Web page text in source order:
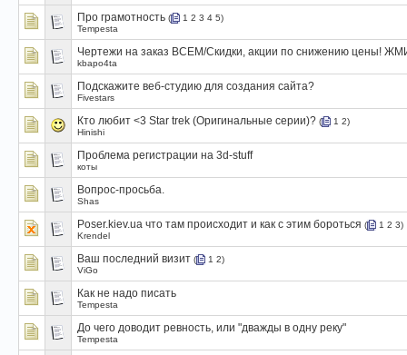
Про грамотность ( 1 2 3 4 5)
Tempesta
Чертежи на заказ ВСЕМ/Скидки, акции по снижению цены!
kbapo4ta
Подскажите веб-студию для создания сайта?
Fivestars
Кто любит <3 Star trek (Оригинальные серии)? ( 1 2)
Hinishi
Проблема регистрации на 3d-stuff
коты
Вопрос-просьба.
Shas
Poser.kiev.ua что там происходит и как с этим бороться ( 1 2 3)
Krendel
Ваш последний визит ( 1 2)
ViGo
Как не надо писать
Tempesta
До чего доводит ревность, или "дважды в одну реку"
Tempesta